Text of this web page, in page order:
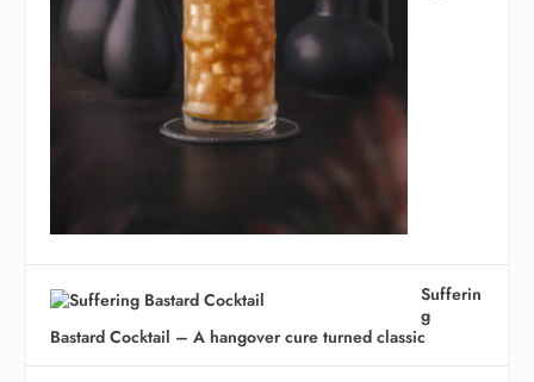
Sufferin
g
Bastard Cocktail – A hangover cure turned classic